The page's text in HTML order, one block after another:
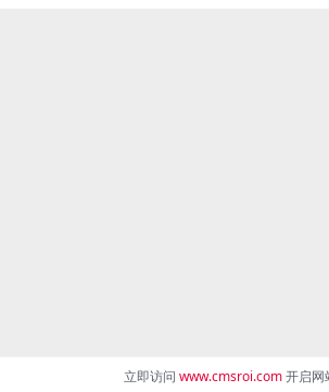
立即访问 www.cmsroi.com开启网